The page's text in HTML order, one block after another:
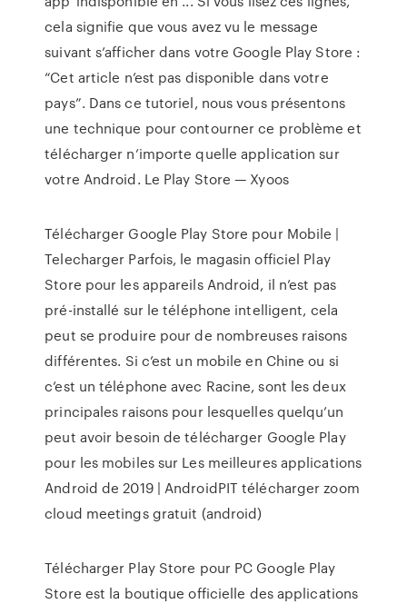
cela signifie que vous avez vu le message
suivant s’afficher dans votre Google Play Store :
“Cet article n’est pas disponible dans votre
pays”. Dans ce tutoriel, nous vous présentons
une technique pour contourner ce problème et
télécharger n’importe quelle application sur
votre Android. Le Play Store — Xyoos
Télécharger Google Play Store pour Mobile |
Telecharger Parfois, le magasin officiel Play
Store pour les appareils Android, il n’est pas
pré-installé sur le téléphone intelligent, cela
peut se produire pour de nombreuses raisons
différentes. Si c’est un mobile en Chine ou si
c’est un téléphone avec Racine, sont les deux
principales raisons pour lesquelles quelqu’un
peut avoir besoin de télécharger Google Play
pour les mobiles sur Les meilleures applications
Android de 2019 | AndroidPIT télécharger zoom
cloud meetings gratuit (android)
Télécharger Play Store pour PC Google Play
Store est la boutique officielle des applications